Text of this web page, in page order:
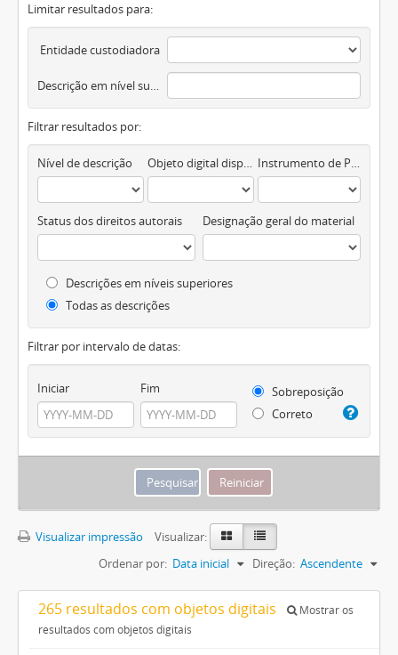
Limitar resultados para:
Entidade custodiadora
Descrição em nível superior
Filtrar resultados por:
Nível de descrição Objeto digital disponível Instrumento de Pesquisa
Status dos direitos autorais Designação geral do material
Descrições em níveis superiores
Todas as descrições
Filtrar por intervalo de datas:
Iniciar Fim
Sobreposição
Correto
Visualizar impressão
Visualizar:
Ordenar por: Data inicial Direção: Ascendente
265 resultados com objetos digitais
Mostrar os
resultados com objetos digitais